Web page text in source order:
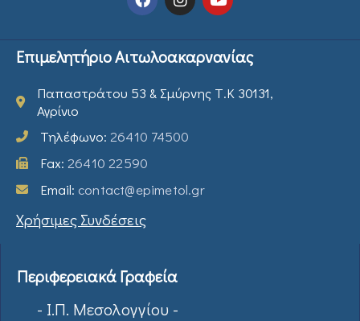
Επιμελητήριο Αιτωλοακαρνανίας
Παπαστράτου 53 & Σμύρνης Τ.Κ 30131,
Αγρίνιο
Τηλέφωνο: 26410 74500
Fax: 26410 22590
Email: contact@epimetol.gr
Χρήσιμες Συνδέσεις
Περιφερειακά Γραφεία
- Ι.Π. Μεσολογγίου -